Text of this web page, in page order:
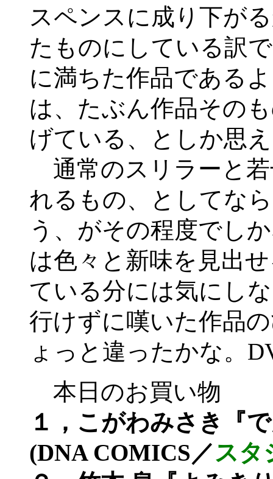
スペンスに成り下が
たものにしている訳
に満ちた作品である
は、たぶん作品その
げている、としか思
通常のスリラーと
れるもの、としてな
う、がその程度でし
は色々と新味を見出
ている分には気にし
行けずに嘆いた作品
ょっと違ったかな。
本日のお買い物
１，こがわみさき『
(DNA COMICS／スタ